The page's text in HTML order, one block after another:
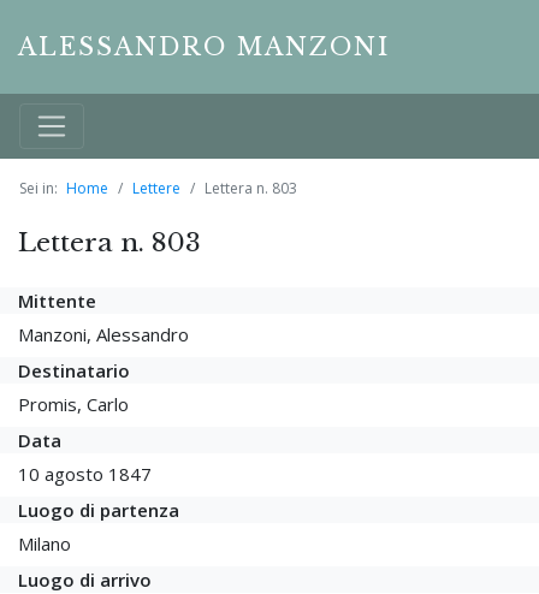
ALESSANDRO MANZONI
Sei in: Home Lettere Lettera n. 803
Lettera n. 803
Mittente
Manzoni, Alessandro
Destinatario
Promis, Carlo
Data
10 agosto 1847
Luogo di partenza
Milano
Luogo di arrivo